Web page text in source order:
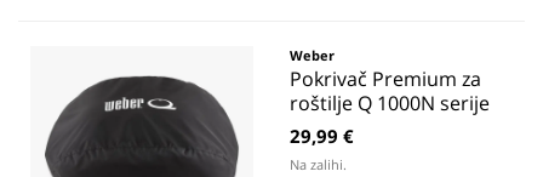
Weber
Pokrivač Premium za
roštilje Q 1000N serije
29,99 €
Na zalihi.